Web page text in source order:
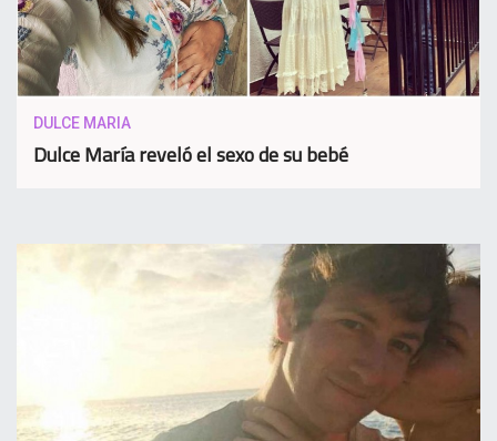
DULCE MARIA
Dulce María reveló el sexo de su bebé